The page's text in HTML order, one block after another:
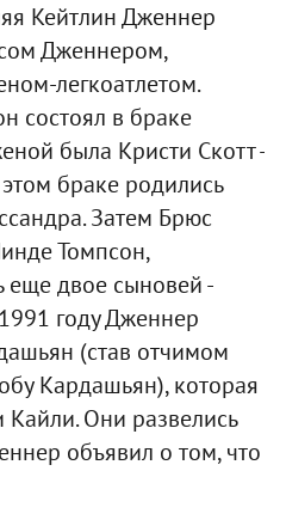
Кейтлин Дженнер
Дженнером,
легкоатлетом.
состоял в браке
была Кристи Скотт -
браке родились
Затем Брюс
Томпсон,
еще двое сыновей -
году Дженнер
(став отчимом
Кардашьян), которая
Они развелись
объявил о том, что